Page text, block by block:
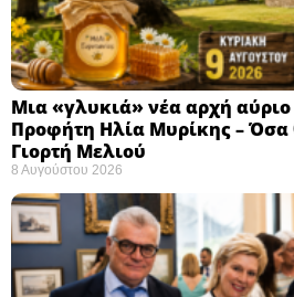
Μια «γλυκιά» νέα αρχή
Προφήτη Ηλία Μυρίκης – Όσα
Γιορτή Μελιού
8 Αυγούστου 2026